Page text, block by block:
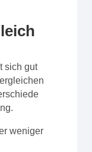
sich gut
weniger